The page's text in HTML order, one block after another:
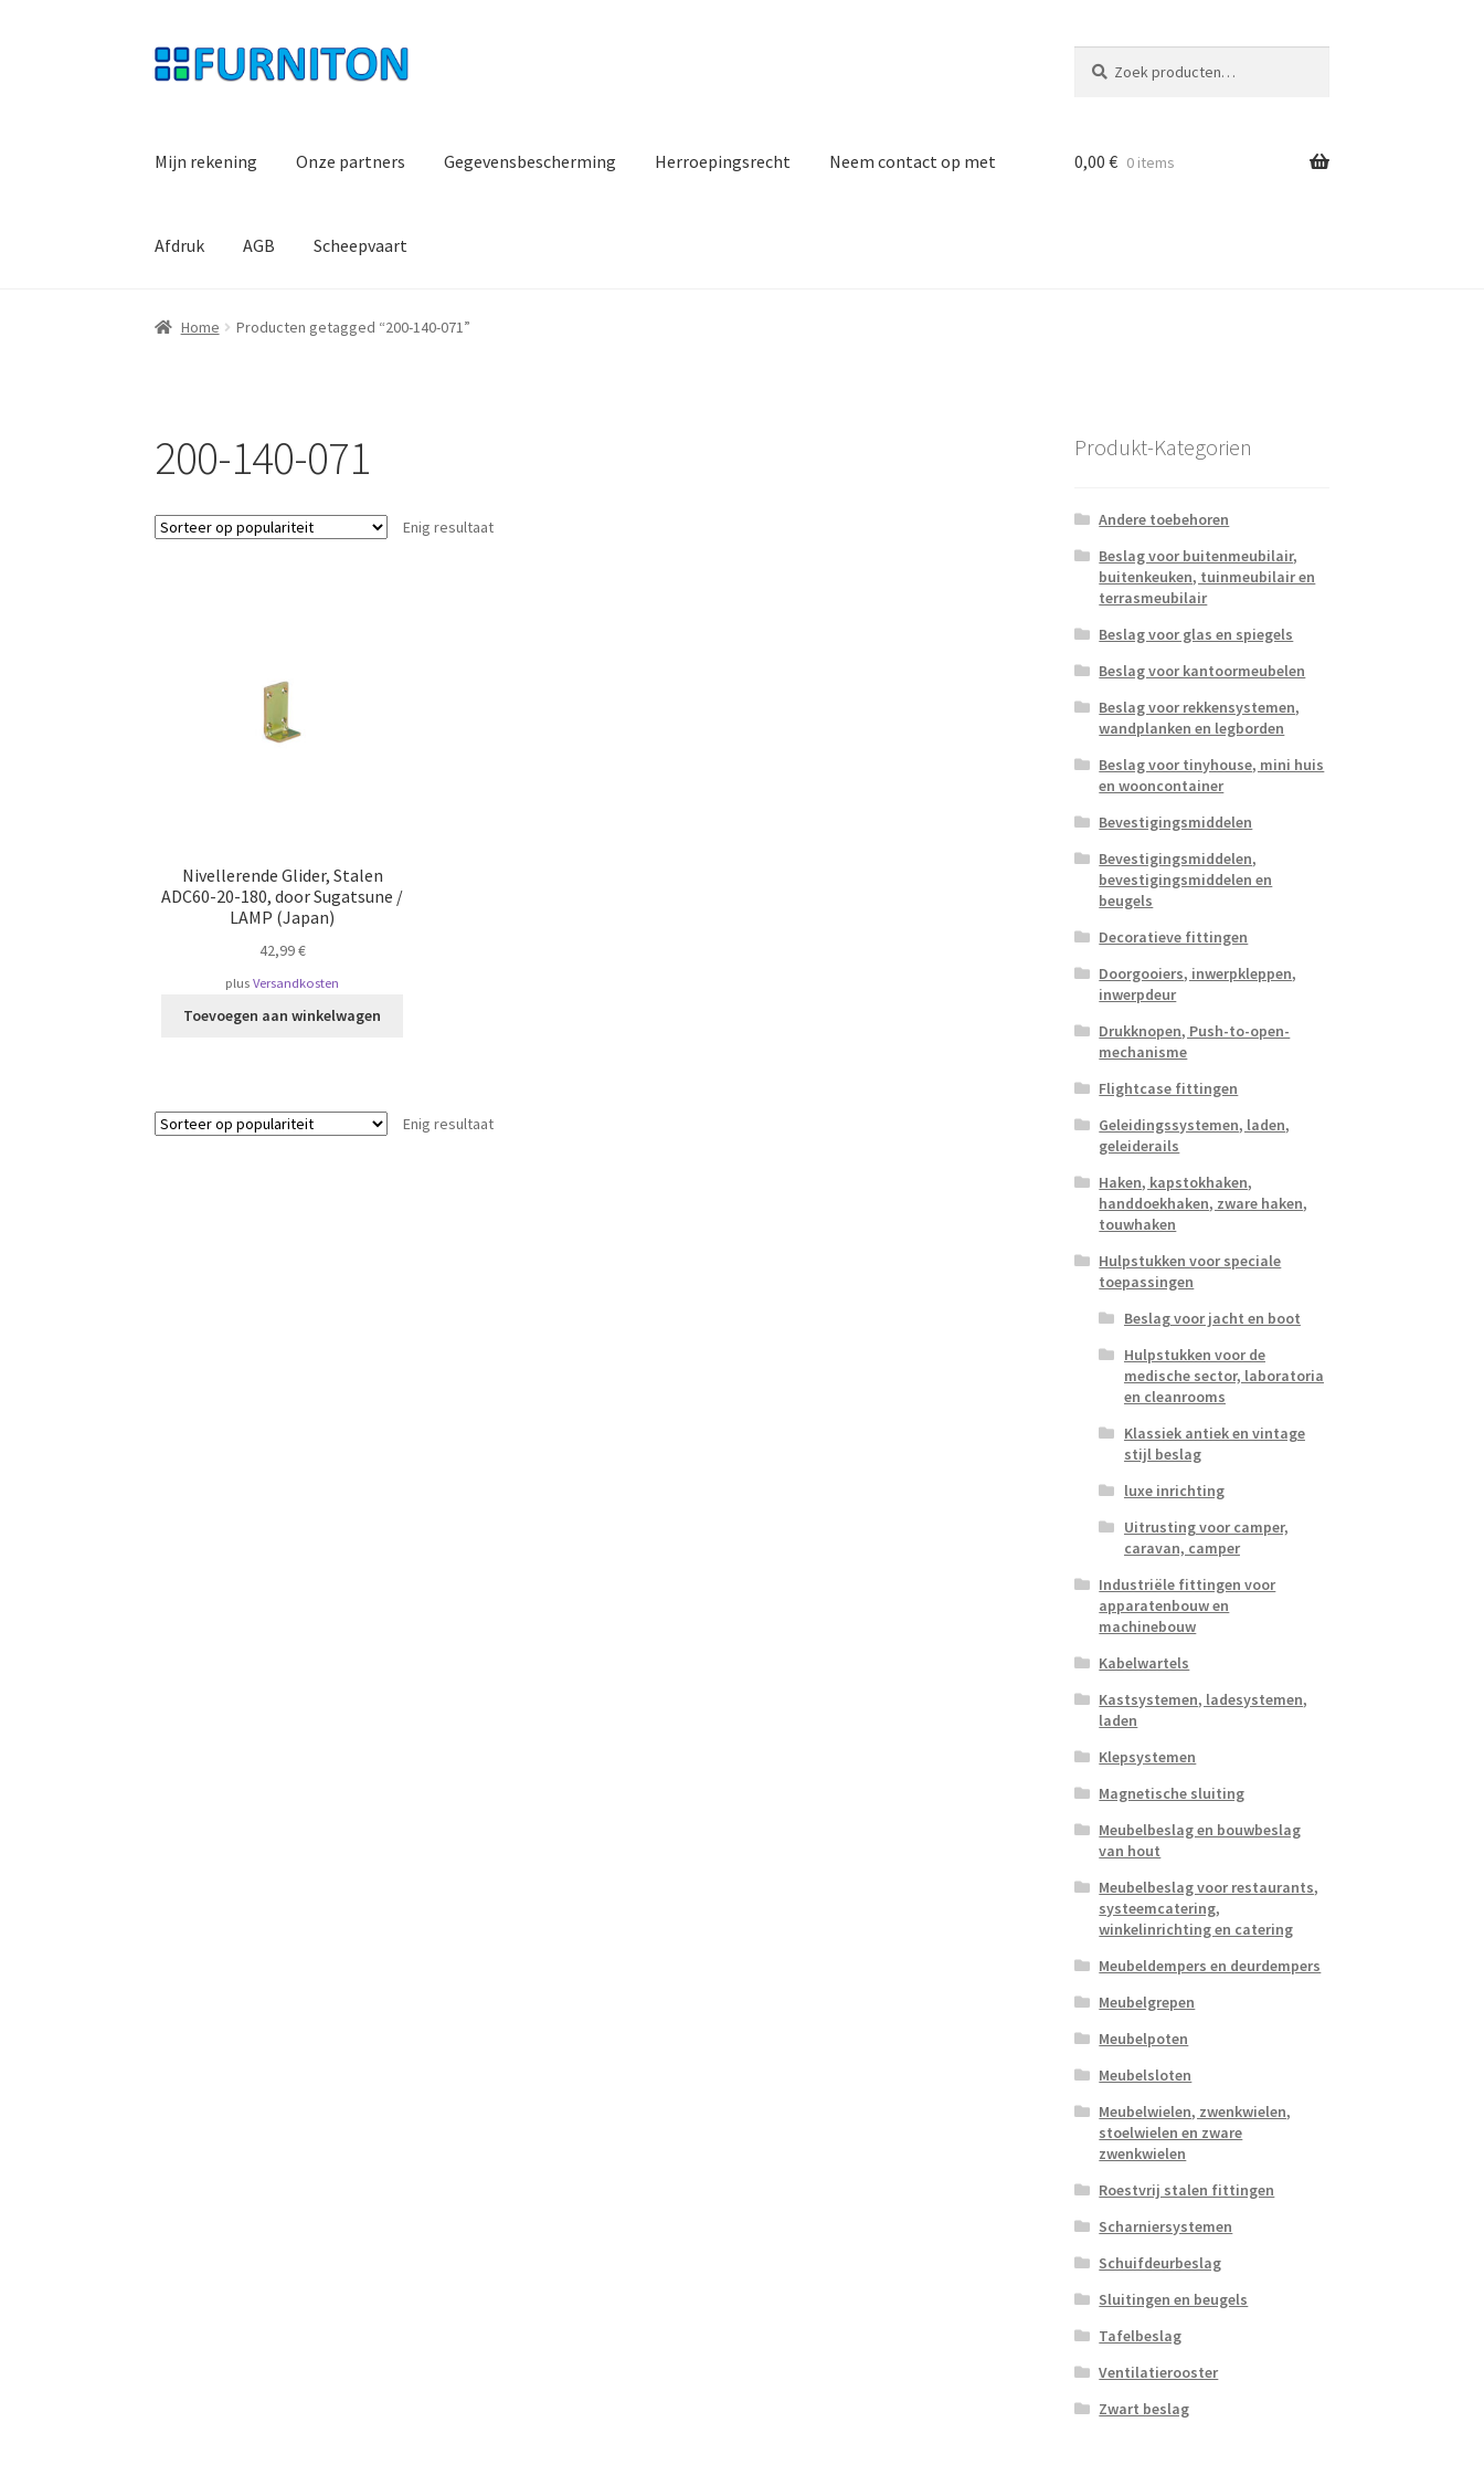
Ga
door
Ga
naar
naar:
Mijn rekening Onze partners Gegevensbescherming Herroepingsrecht Neem contact op met
Afdruk AGB Scheepvaart
0,00 € 0 items
Home Producten getagged “200-140-071”
200-140-071
Enig resultaat
Nivellerende Glider, Stalen
ADC60-20-180, door Sugatsune /
LAMP (Japan)
42,99€
plusVersandkosten
Toevoegen aan winkelwagen
Enig resultaat
Produkt-Kategorien
Andere toebehoren
Beslag voor buitenmeubilair,
buitenkeuken, tuinmeubilair en
terrasmeubilair
Beslag voor glas en spiegels
Beslag voor kantoormeubelen
Beslag voor rekkensystemen,
wandplanken en legborden
Beslag voor tinyhouse, mini huis
en wooncontainer
Bevestigingsmiddelen
Bevestigingsmiddelen,
bevestigingsmiddelen en
beugels
Decoratieve fittingen
Doorgooiers, inwerpkleppen,
inwerpdeur
Drukknopen, Push-to-open-
mechanisme
Flightcase fittingen
Geleidingssystemen, laden,
geleiderails
Haken, kapstokhaken,
handdoekhaken, zware haken,
touwhaken
Hulpstukken voor speciale
toepassingen
Beslag voor jacht en boot
Hulpstukken voor de
medische sector, laboratoria
en cleanrooms
Klassiek antiek en vintage
stijl beslag
luxe inrichting
Uitrusting voor camper,
caravan, camper
Industriële fittingen voor
apparatenbouw en
machinebouw
Kabelwartels
Kastsystemen, ladesystemen,
laden
Klepsystemen
Magnetische sluiting
Meubelbeslag en bouwbeslag
van hout
Meubelbeslag voor restaurants,
systeemcatering,
winkelinrichting en catering
Meubeldempers en deurdempers
Meubelgrepen
Meubelpoten
Meubelsloten
Meubelwielen, zwenkwielen,
stoelwielen en zware
zwenkwielen
Roestvrij stalen fittingen
Scharniersystemen
Schuifdeurbeslag
Sluitingen en beugels
Tafelbeslag
Ventilatierooster
Zwart beslag